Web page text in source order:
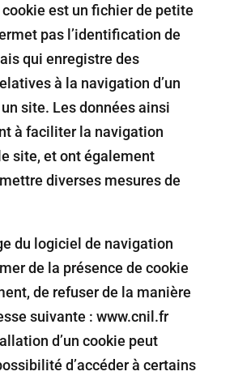
est un fichier de petite
pas l’identification de
qui enregistre des
à la navigation d’un
site. Les données ainsi
à faciliter la navigation
site, et ont également
diverses mesures de
du logiciel de navigation
de la présence de cookie
de refuser de la manière
suivante : www.cnil.fr
d’un cookie peut
d’accéder à certains